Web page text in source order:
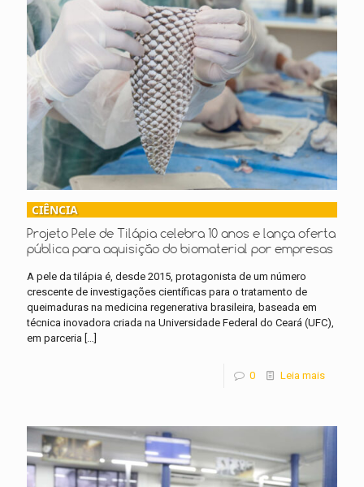
CIÊNCIA
Projeto Pele de Tilápia celebra 10 anos e lança oferta
pública para aquisição do biomaterial por empresas
A pele da tilápia é, desde 2015, protagonista de um número
crescente de investigações científicas para o tratamento de
queimaduras na medicina regenerativa brasileira, baseada em
técnica inovadora criada na Universidade Federal do Ceará (UFC),
em parceria […]
0 Leia mais